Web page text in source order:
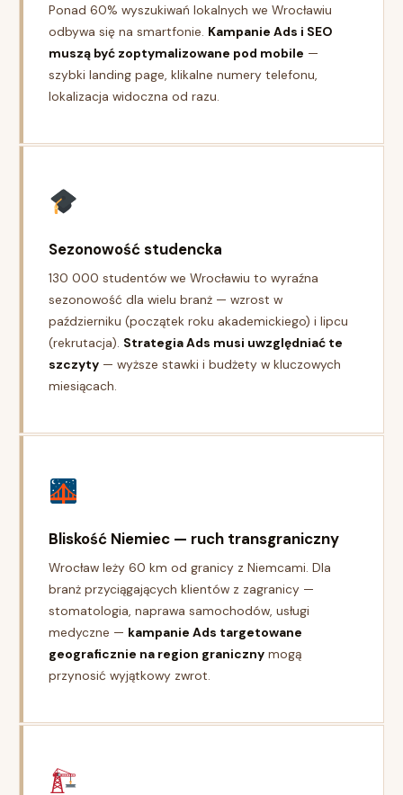
Ponad 60% wyszukiwań lokalnych we Wrocławiu
odbywa się na smartfonie. Kampanie Ads i SEO
muszą być zoptymalizowane pod mobile —
szybki landing page, klikalne numery telefonu,
lokalizacja widoczna od razu.
Sezonowość studencka
130 000 studentów we Wrocławiu to wyraźna
sezonowość dla wielu branż — wzrost w
październiku (początek roku akademickiego) i lipcu
(rekrutacja). Strategia Ads musi uwzględniać te
szczyty — wyższe stawki i budżety w kluczowych
miesiącach.
Bliskość Niemiec — ruch transgraniczny
Wrocław leży 60 km od granicy z Niemcami. Dla
branż przyciągających klientów z zagranicy —
stomatologia, naprawa samochodów, usługi
medyczne — kampanie Ads targetowane
geograficznie na region graniczny mogą
przynosić wyjątkowy zwrot.